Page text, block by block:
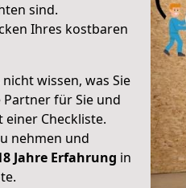
sind.
Ihres kostbaren
wissen, was Sie
für Sie und
einer Checkliste.
nehmen und
Jahre Erfahrung in